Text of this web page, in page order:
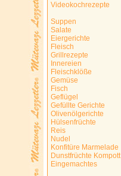
Videokochrezepte
Suppen
Salate
Eiergerichte
Fleisch
Grillrezepte
Innereien
Fleischklöße
Gemüse
Fisch
Geflügel
Gefüllte Gerichte
Olivenölgerichte
Hülsenfrüchte
Reis
Nudel
Konfitüre Marmelade
Dunstfrüchte Kompott
Eingemachtes